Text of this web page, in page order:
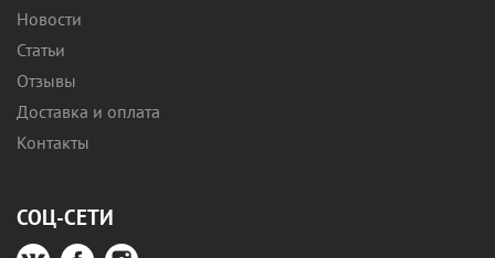
Новости
Статьи
Отзывы
Доставка и оплата
Контакты
СОЦ-СЕТИ